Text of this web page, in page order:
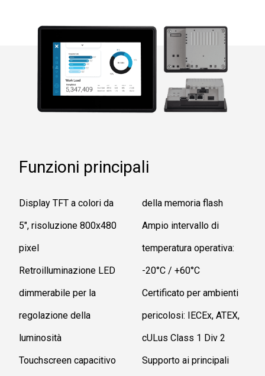
Funzioni principali
Display TFT a colori da
5", risoluzione 800x480
pixel
Retroilluminazione LED
dimmerabile per la
regolazione della
luminosità
Touchscreen capacitivo
della memoria flash
Ampio intervallo di
temperatura operativa:
-20°C / +60°C
Certificato per ambienti
pericolosi: IECEx, ATEX,
cULus Class 1 Div 2
Supporto ai principali